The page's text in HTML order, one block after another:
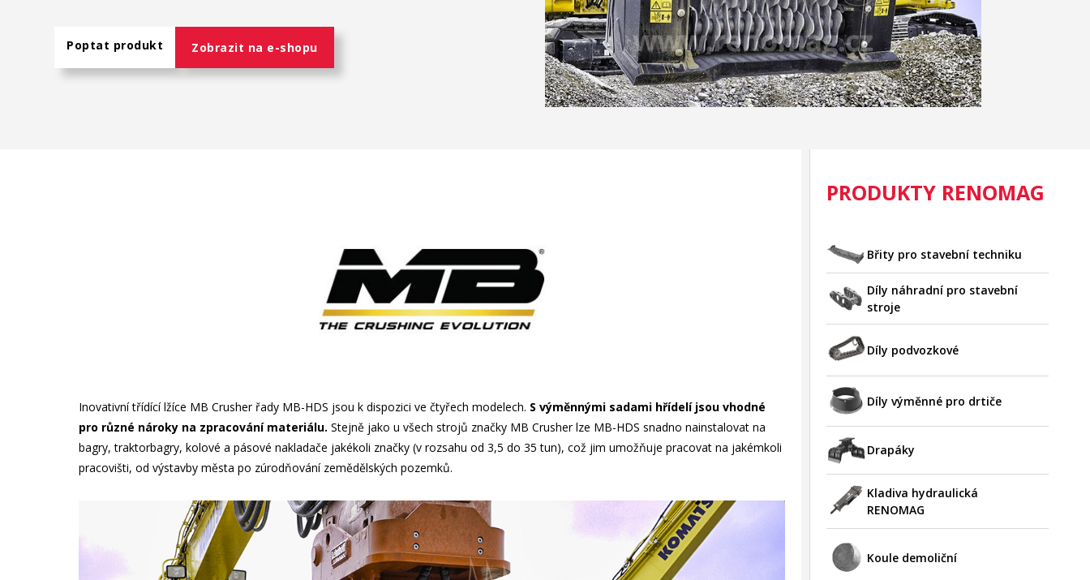
Poptat produkt Zobrazit na e-shopu
Inovativní třídící lžíce MB Crusher řady MB-HDS jsou k dispozici ve čtyřech modelech. S výměnnými sadami hřídelí jsou vhodné
pro různé nároky na zpracování materiálu. Stejně jako u všech strojů značky MB Crusher lze MB-HDS snadno nainstalovat na
bagry,traktorbagry, kolové a pásovénakladače jakékoli značky (v rozsahu od 3,5 do 35 tun), což jim umožňuje pracovat na jakémkoli
pracovišti, od výstavby města po zúrodňování zemědělských pozemků.
PRODUKTY RENOMAG
Břity pro stavební techniku
Díly náhradní pro stavební
stroje
Díly podvozkové
Díly výměnné pro drtiče
Drapáky
Kladiva hydraulická
RENOMAG
Koule demoliční